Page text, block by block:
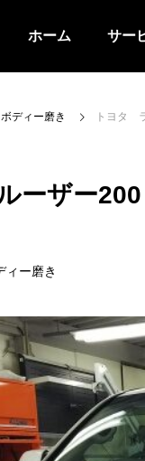
ホーム サー
ボディー磨き トヨタ
ーザー
ィー磨き